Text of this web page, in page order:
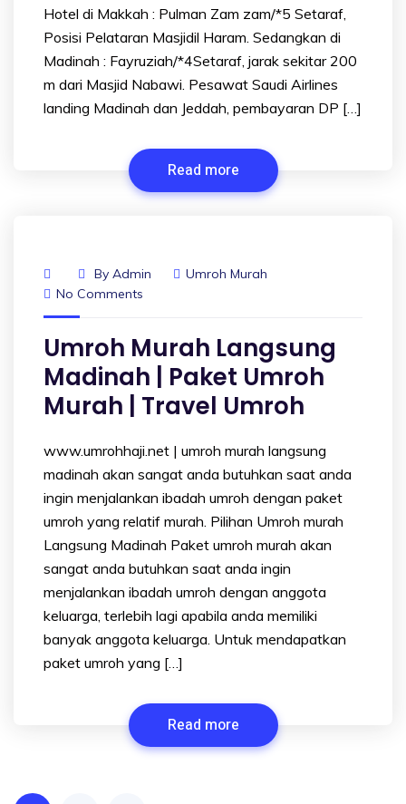
Hotel di Makkah : Pulman Zam zam/*5 Setaraf,
Posisi Pelataran Masjidil Haram. Sedangkan di
Madinah : Fayruziah/*4Setaraf, jarak sekitar 200
m dari Masjid Nabawi. Pesawat Saudi Airlines
landing Madinah dan Jeddah, pembayaran DP […]
Read more
By Admin
Umroh Murah
No Comments
Umroh Murah Langsung
Madinah | Paket Umroh
Murah | Travel Umroh
www.umrohhaji.net | umroh murah langsung
madinah akan sangat anda butuhkan saat anda
ingin menjalankan ibadah umroh dengan paket
umroh yang relatif murah. Pilihan Umroh murah
Langsung Madinah Paket umroh murah akan
sangat anda butuhkan saat anda ingin
menjalankan ibadah umroh dengan anggota
keluarga, terlebih lagi apabila anda memiliki
banyak anggota keluarga. Untuk mendapatkan
paket umroh yang […]
Read more